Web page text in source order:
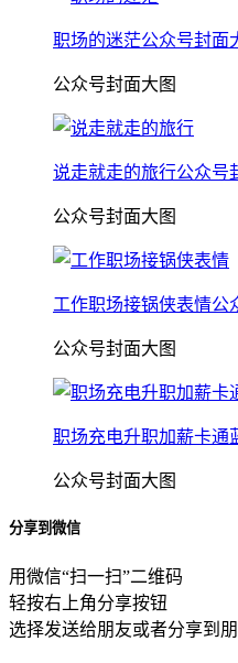
职场的迷茫公众号封面
公众号封面大图
说走就走的旅行公众号
公众号封面大图
工作职场接锅侠表情公
公众号封面大图
职场充电升职加薪卡通
公众号封面大图
分享到微信
用微信“扫一扫”二维码
轻按右上角分享按钮
选择发送给朋友或者分享到